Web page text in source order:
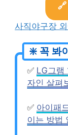
사직야구장
✅ LG그램
자인 살펴
✅ 아이패
이는 방법